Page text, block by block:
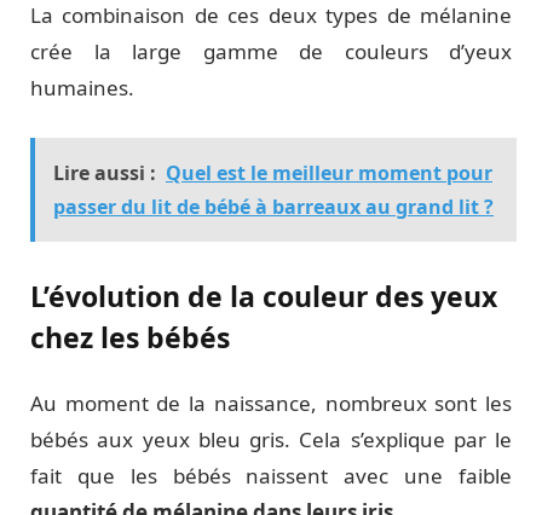
La combinaison de ces deux types de mélanine
crée la large gamme de couleurs d’yeux
humaines.
Lire aussi : Quel est le meilleur moment pour
passer du lit de bébé à barreaux au grand lit ?
L’évolution de la couleur des yeux
chez les bébés
Au moment de la naissance, nombreux sont les
bébés aux yeux bleu gris. Cela s’explique par le
fait que les bébés naissent avec une faible